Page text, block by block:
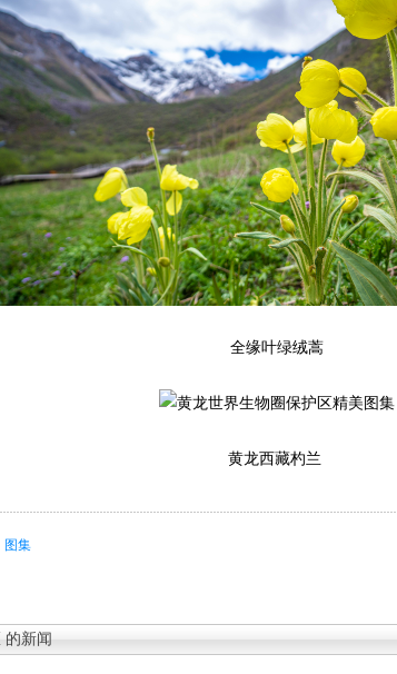
全缘叶绿绒蒿
黄龙西藏杓兰
图集
的新闻